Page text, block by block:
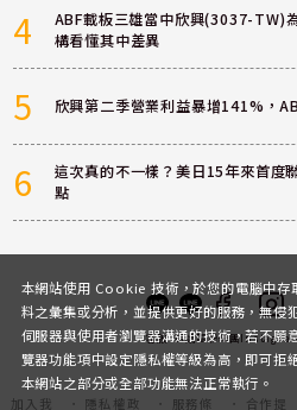
4
ABF載板三雄當中欣興(3037-TW)
構看懂其中差異
5 欣興第二季營業利益暴增141%，
6
這次真的不一樣？美日15年來首度
點
客服 討論區粉絲團
加入我 隱私權政 服務條 合作提
本網站使用 Cookie 技術，於您的電腦中存
料之彙集或分析，並提供更好的服務，無
伺服器與使用者瀏覽器溝通的技術，若不願
覽器功能項中設定隱私權等級為高，即可
本網站之部分或全部功能無法正常執行。